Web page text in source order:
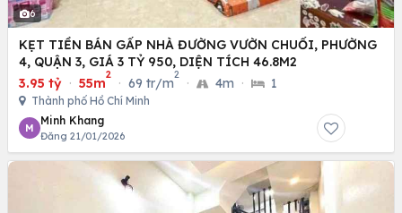
6
KẸT TIỀN BÁN GẤP NHÀ ĐƯỜNG VƯỜN CHUỐI, PHƯỜNG
4, QUẬN 3, GIÁ 3 TỶ 950, DIỆN TÍCH 46.8M2
3.95 tỷ · 55m
2
· 69 tr/m
2
· 4m · 1
Thành phố Hồ Chí Minh
M
Minh Khang
Đăng 21/01/2026